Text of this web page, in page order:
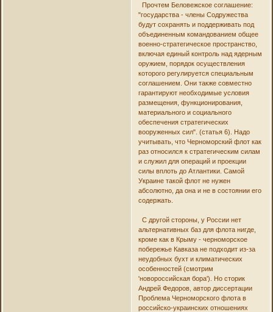
Прочтем Беловежское соглашение:
"государства - члены Содружества
будут сохранять и поддерживать под
объединенным командованием общее
военно-стратегическое пространство,
включая единый контроль над ядерным
оружием, порядок осуществления
которого регулируется специальным
соглашением. Они также совместно
гарантируют необходимые условия
размещения, функционирования,
материального и социального
обеспечения стратегических
вооруженных сил". (статья 6). Надо
учитывать, что Черноморский флот как
раз относился к стратегическим силам
и служил для операций и проекции
силы вплоть до Атлантики. Самой
Украине такой флот не нужен
абсолютно, да она и не в состоянии его
содержать.
С другой стороны, у России нет
альтернативных баз для флота нигде,
кроме как в Крыму - черноморское
побережье Кавказа не подходит из-за
неудобных бухт и климатических
особенностей (смотрим
'новороссийская бора'). Но сторик
Андрей Федоров, автор диссертации
Проблема Черноморского флота в
российско-украинских отношениях